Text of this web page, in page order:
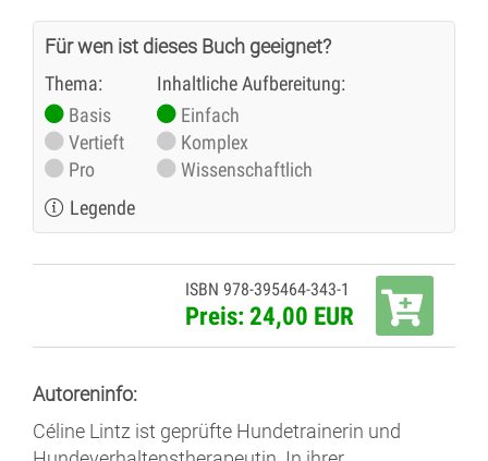
Für wen ist dieses Buch geeignet?
Thema:
Basis
Vertieft
Pro
Inhaltliche Aufbereitung:
Einfach
Komplex
Wissenschaftlich
Legende
ISBN 978-395464-343-1
Preis: 24,00 EUR
Autoreninfo:
Céline Lintz ist geprüfte Hundetrainerin und